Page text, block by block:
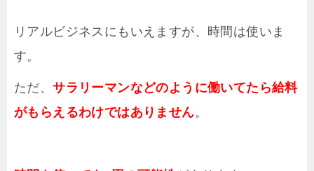
リアルビジネスにもいえますが、時間は使いま
す。
ただ、サラリーマンなどのように働いてたら給料
がもらえるわけではありません。